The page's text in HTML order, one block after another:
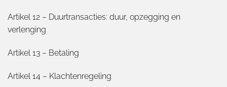
Artikel 12 – Duurtransacties: duur, opzegging en
verlenging
Artikel 13 – Betaling
Artikel 14 – Klachtenregeling